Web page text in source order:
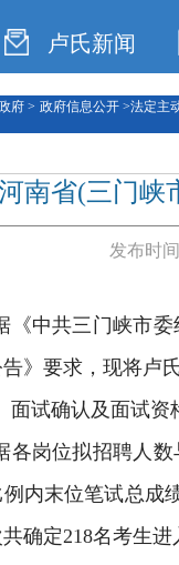
卢氏新闻
府 > 政府信息公开 >法定主
南省(三门
发布时
《中共三门峡市委
》要求，现将卢
面试确认及面试资
各岗位拟招聘人
例内末位笔试总成
确定218名考生进